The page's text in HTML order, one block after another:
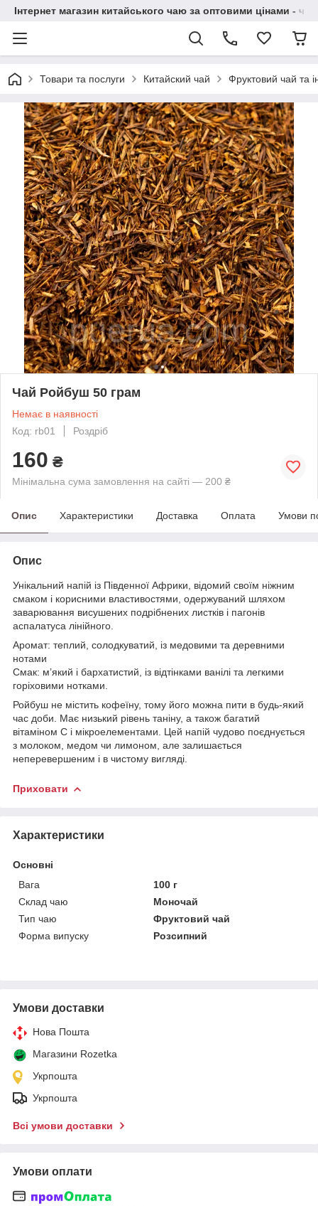
Інтернет магазин китайського чаю за оптовими цінами -
Товари та послуги Китайский чай Фруктовий чай та
Чай Ройбуш 50 грам
Немає в наявності
Код: rb01
Роздріб
160 ₴
Мінімальна сума замовлення на сайті — 200 ₴
Опис Характеристики Доставка Оплата Умови
Опис
Унікальний напій із Південної Африки, відомий своїм ніжним
смаком і корисними властивостями, одержуваний шляхом
заварювання висушених подрібнених листків і пагонів
аспалатуса лінійного.
Аромат: теплий, солодкуватий, із медовими та деревними
нотами
Смак: м’який і бархатистий, із відтінками ванілі та легкими
горіховими нотками.
Ройбуш не містить кофеїну, тому його можна пити в будь-який
час доби. Має низький рівень таніну, а також багатий
вітаміном С і мікроелементами. Цей напій чудово поєднується
з молоком, медом чи лимоном, але залишається
неперевершеним і в чистому вигляді.
Приховати
Характеристики
Основні
Вага
100 г
Склад чаю
Моночай
Тип чаю
Фруктовий чай
Форма випуску
Розсипний
Умови доставки
Нова Пошта
Магазини Rozetka
Укрпошта
Укрпошта
Всі умови доставки
Умови оплати